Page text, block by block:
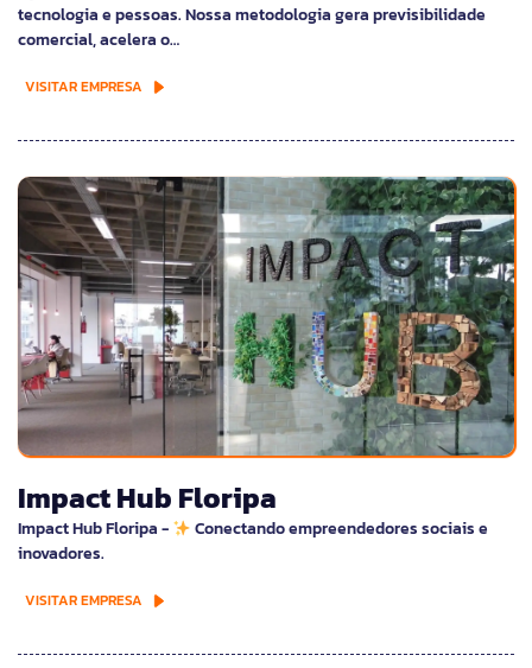
tecnologia e pessoas. Nossa metodologia gera previsibilidade
comercial, acelera o…
VISITAR EMPRESA
Impact Hub Floripa
Impact Hub Floripa -
Conectando empreendedores sociais e
inovadores.
VISITAR EMPRESA